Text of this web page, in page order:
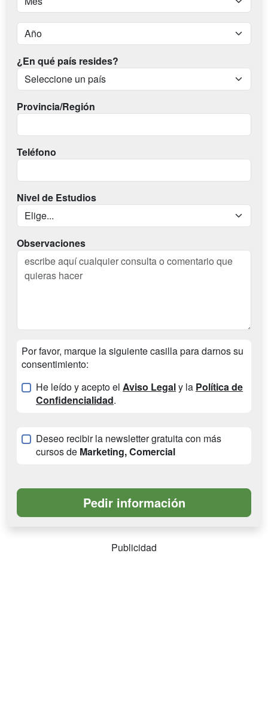
¿En qué país resides?
Provincia/Región
Teléfono
Nivel de Estudios
Observaciones
Por favor, marque la siguiente casilla para darnos su
consentimiento:
He leído y acepto el Aviso Legaly la Política de
Confidencialidad.
Deseo recibir la newsletter gratuita con más
cursos de Marketing, Comercial
Publicidad